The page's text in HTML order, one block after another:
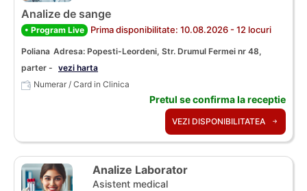
Analize de sange
• Program Live Prima disponibilitate: 10.08.2026 - 12 locuri
Poliana Adresa: Popesti-Leordeni, Str. Drumul Fermei nr 48,
parter - vezi harta
Numerar / Card in Clinica
Pretul se confirma la receptie
VEZI DISPONIBILITATEA
Analize Laborator
Asistent medical